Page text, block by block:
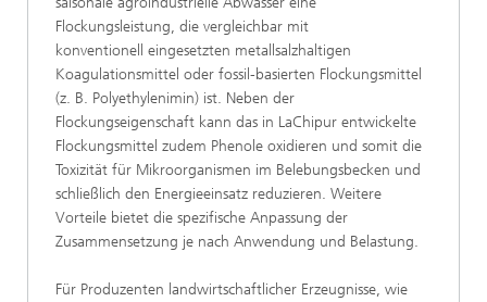
Flockungsleistung, die vergleichbar mit
konventionell eingesetzten metallsalzhaltigen
Koagulationsmittel oder fossil-basierten Flockungsmittel
(z. B. Polyethylenimin) ist. Neben der
Flockungseigenschaft kann das in LaChipur entwickelte
Flockungsmittel zudem Phenole oxidieren und somit die
Toxizität für Mikroorganismen im Belebungsbecken und
schließlich den Energieeinsatz reduzieren. Weitere
Vorteile bietet die spezifische Anpassung der
Zusammensetzung je nach Anwendung und Belastung.
Für Produzenten landwirtschaftlicher Erzeugnisse, wie